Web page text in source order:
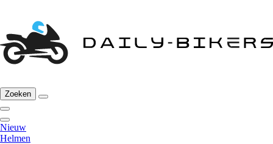
Zoeken
Nieuw
Helmen